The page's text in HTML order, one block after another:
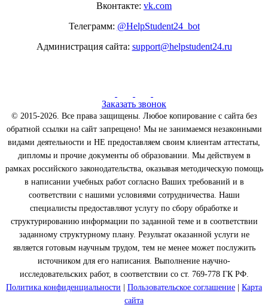
Вконтакте: vk.com
Телеграмм: @HelpStudent24_bot
Администрация сайта: support@helpstudent24.ru
Заказать звонок
© 2015-2026. Все права защищены. Любое копирование с сайта без
обратной ссылки на сайт запрещено! Мы не занимаемся незаконными
видами деятельности и НЕ предоставляем своим клиентам аттестаты,
дипломы и прочие документы об образовании. Мы действуем в
рамках российского законодательства, оказывая методическую помощь
в написании учебных работ согласно Ваших требований и в
соответствии с нашими условиями сотрудничества. Наши
специалисты предоставляют услугу по сбору обработке и
структурированию информации по заданной теме и в соответствии
заданному структурному плану. Результат оказанной услуги не
является готовым научным трудом, тем не менее может послужить
источником для его написания. Выполнение научно-
исследовательских работ, в соответствии со ст. 769-778 ГК РФ.
Политика конфиденциальности
Пользовательское соглашение
Карта
сайта